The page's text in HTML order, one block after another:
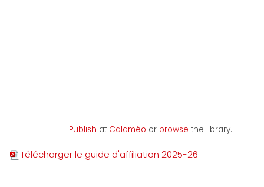
Publish at Calaméo or browse the library.
Télécharger le guide d'affiliation 2025-26